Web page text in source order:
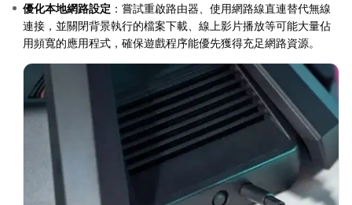
優化本地網路設定 ：嘗試重啟路由器、使用網路線直連替代無線
連接，並關閉背景執行的檔案下載、線上影片播放等可能大量佔
用頻寬的應用程式，確保遊戲程序能優先獲得充足網路資源。